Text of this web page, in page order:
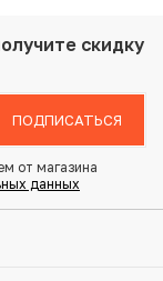
цене
складе.
скидку
ПОДПИСАТЬСЯ
от магазина
данных